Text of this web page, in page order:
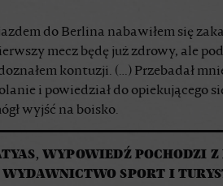
do Berlina nabawiłem się
mecz będę już zdrowy, ale
kontuzji. (…) Przebadał
i powiedział do opiekującego
wyjść na boisko.
WYPOWIEDŹ POCHODZI
SPORT I